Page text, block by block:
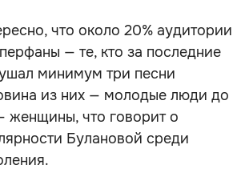
что около 20% аудитории
— те, кто за последние
минимум три песни
из них — молодые люди до
женщины, что говорит о
Булановой среди